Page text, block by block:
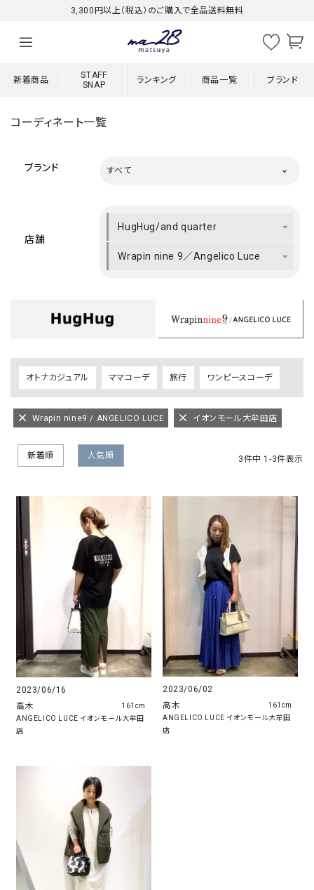
3,300円以上（税込）のご購入で全品送料無料
新着商品
STAFF
SNAP
ランキング 商品一覧 ブランド
コーディネート一覧
ブランド すべて
店舗
HugHug/and quarter
Wrapin nine 9／Angelico Luce
オトナカジュアル ママコーデ 旅行 ワンピースコーデ
Wrapin nine9 / ANGELICO LUCE イオンモール大牟田店
新着順 人気順 3件中 1 -3件表示
2023/06/16
高木
ANGELICO LUCE イオンモール大牟田
店
161cm
2023/06/02
高木
ANGELICO LUCE イオンモール大牟田
店
161cm